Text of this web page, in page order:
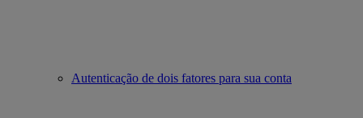
Autenticação de dois fatores para sua conta